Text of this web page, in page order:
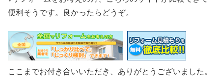
便利そうです。良かったらどうぞ。
ここまでお付き合いいただき、ありがとうございました。